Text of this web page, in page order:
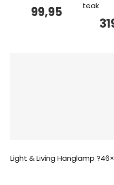
99,95
teak
Light & Living Hanglamp